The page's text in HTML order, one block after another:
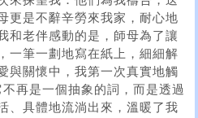
更是不辭辛勞來我家，耐心地
和老伴感動的是，師母為了讓
一筆一劃地寫在紙上，細細解
與關懷中，我第一次真實地觸
再是一個抽象的詞，而是透過
、具體地流淌出來，溫暖了我